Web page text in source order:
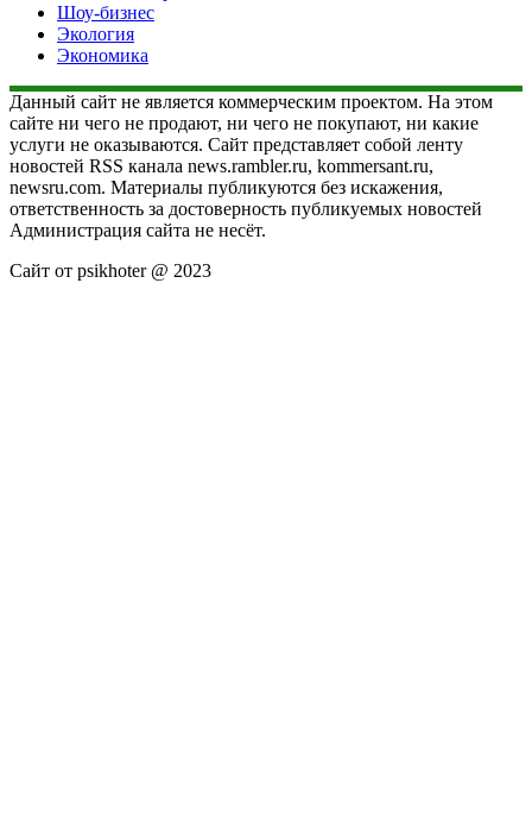
Шоу-бизнес
Экология
Экономика
Данный сайт не является коммерческим проектом. На этом
сайте ни чего не продают, ни чего не покупают, ни какие
услуги не оказываются. Сайт представляет собой ленту
новостей RSS канала news.rambler.ru, kommersant.ru,
newsru.com. Материалы публикуются без искажения,
ответственность за достоверность публикуемых новостей
Администрация сайта не несёт.
Сайт от psikhoter @ 2023